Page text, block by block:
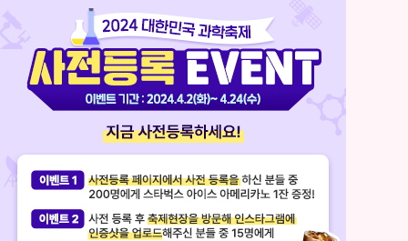
2024 대한민국 과학축제 사전등록 이벤트!